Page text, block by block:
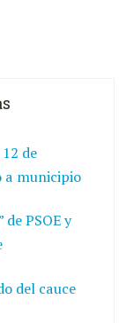
de
a municipio
PSOE y
del cauce